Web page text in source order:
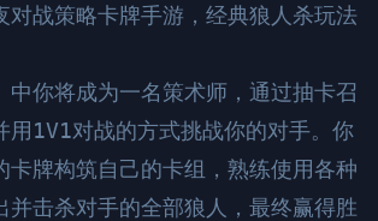
对战策略卡牌手游，经典狼人杀玩法
中你将成为一名策术师，通过抽卡召
用1V1对战的方式挑战你的对手。你
卡牌构筑自己的卡组，熟练使用各种
并击杀对手的全部狼人，最终赢得胜